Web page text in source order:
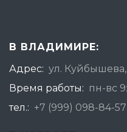
В ВЛАДИМИРЕ:
Адрес: ул.
Время работы: пн-вс
тел.: +7 (999) 098-84-57